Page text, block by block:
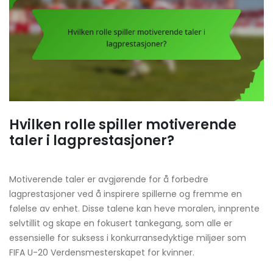
Hvilken rolle spiller motiverende
taler i lagprestasjoner?
Motiverende taler er avgjørende for å forbedre
lagprestasjoner ved å inspirere spillerne og fremme en
følelse av enhet. Disse talene kan heve moralen, innprente
selvtillit og skape en fokusert tankegang, som alle er
essensielle for suksess i konkurransedyktige miljøer som
FIFA U-20 Verdensmesterskapet for kvinner.